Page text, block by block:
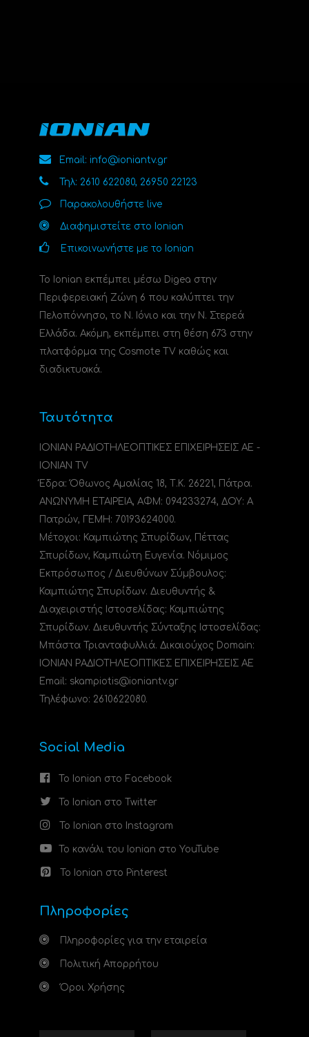
Email: info@ioniantv.gr
Τηλ: 2610 622080, 26950 22123
Παρακολουθήστε live
Διαφημιστείτε στο Ionian
Επικοινωνήστε με το Ionian
Το Ionian εκπέμπει μέσω Digea στην
Περιφερειακή Ζώνη 6 που καλύπτει την
Πελοπόννησο, το N. Ιόνιο και την Ν. Στερεά
Ελλάδα. Ακόμη, εκπέμπει στη θέση 673 στην
πλατφόρμα της Cosmote TV καθώς και
διαδικτυακά.
Ταυτότητα
ΙΟΝΙΑΝ ΡΑΔΙΟΤΗΛΕΟΠΤΙΚΕΣ ΕΠΙΧΕΙΡΗΣΕΙΣ ΑΕ -
IONIAN TV
Έδρα: Όθωνος Αμαλίας 18, Τ.Κ. 26221, Πάτρα.
ΑΝΩΝΥΜΗ ΕΤΑΙΡΕΙΑ, ΑΦΜ: 094233274, ΔΟΥ: A
Πατρών, ΓΕΜΗ: 70193624000.
Μέτοχοι: Καμπιώτης Σπυρίδων, Πέττας
Σπυρίδων, Καμπιώτη Ευγενία. Νόμιμος
Εκπρόσωπος / Διευθύνων Σύμβουλος:
Καμπιώτης Σπυρίδων. Διευθυντής &
Διαχειριστής Ιστοσελίδας: Καμπιώτης
Σπυρίδων. Διευθυντής Σύνταξης Ιστοσελίδας:
Μπάστα Τριανταφυλλιά. Δικαιούχος Domain:
ΙΟΝΙΑΝ ΡΑΔΙΟΤΗΛΕΟΠΤΙΚΕΣ ΕΠΙΧΕΙΡΗΣΕΙΣ ΑΕ
Email: skampiotis@ioniantv.gr
Τηλέφωνο: 2610622080.
Social Media
Το Ionian στο Facebook
Το Ionian στο Twitter
Το Ionian στο Instagram
Το κανάλι του Ionian στο YouTube
Το Ionian στο Pinterest
Πληροφορίες
Πληροφορίες για την εταιρεία
Πολιτική Απορρήτου
Όροι Χρήσης